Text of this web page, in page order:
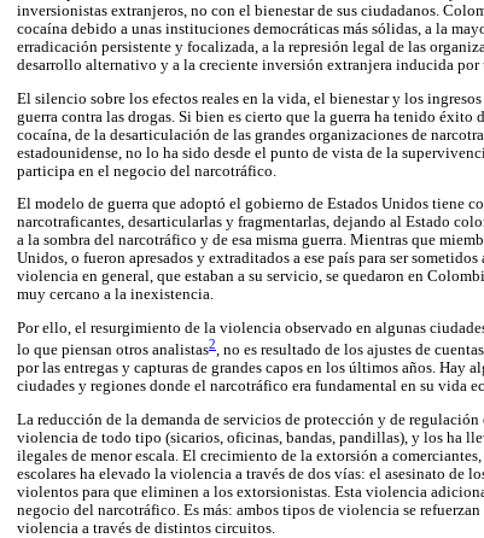
inversionistas extranjeros, no con el bienestar de sus ciudadanos.
cocaína debido a unas instituciones democráticas más sólidas, a la
erradicación persistente y focalizada, a la represión legal de las
desarrollo alternativo y a la creciente inversión extranjera inducida por
El silencio sobre los efectos reales en la vida, el bienestar y los
guerra contra las drogas. Si bien es cierto que la guerra ha tenido
cocaína, de la desarticulación de las grandes organizaciones de
estadounidense, no lo ha sido desde el punto de vista de la
participa en el negocio del narcotráfico.
El modelo de guerra que adoptó el gobierno de Estados Unidos tiene
narcotraficantes, desarticularlas y fragmentarlas, dejando al Estado
a la sombra del narcotráfico y de esa misma guerra. Mientras que
Unidos, o fueron apresados y extraditados a ese país para ser
violencia en general, que estaban a su servicio, se quedaron en
muy cercano a la inexistencia.
Por ello, el resurgimiento de la violencia observado en algunas
lo que piensan otros analistas2, no es resultado de los ajustes de
por las entregas y capturas de grandes capos en los últimos años.
ciudades y regiones donde el narcotráfico era fundamental en su vida
La reducción de la demanda de servicios de protección y de
violencia de todo tipo (sicarios, oficinas, bandas, pandillas), y los ha
ilegales de menor escala. El crecimiento de la extorsión a
escolares ha elevado la violencia a través de dos vías: el asesinato de
violentos para que eliminen a los extorsionistas. Esta violencia
negocio del narcotráfico. Es más: ambos tipos de violencia se
violencia a través de distintos circuitos.